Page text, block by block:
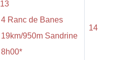
13
4 Ranc de Banes
19km/950m Sandrine
8h00*
14